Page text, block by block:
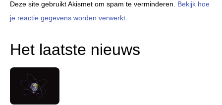
Deze site gebruikt Akismet om spam te verminderen. Bekijk hoe
je reactie gegevens worden verwerkt
Het laatste nieuws